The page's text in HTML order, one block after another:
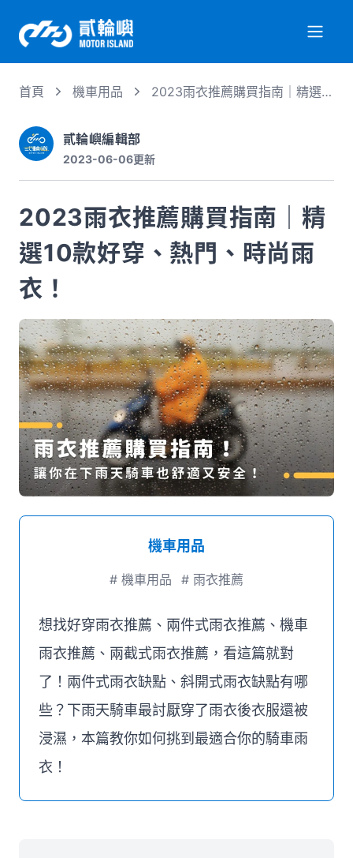
服務項目
機車行情
專業文章
徵才資訊
媒體推薦
聯絡我們
首頁 機車用品
2023雨衣推薦購買指南｜精選
貳輪嶼編輯部
2023-06-06更新
2023雨衣推薦購買指南｜精
選10款好穿、熱門、時尚雨
衣！
機車用品
# 機車用品 # 雨衣推薦
想找好穿雨衣推薦、兩件式雨衣推薦、機車
雨衣推薦、兩截式雨衣推薦，看這篇就對
了！兩件式雨衣缺點、斜開式雨衣缺點有哪
些？下雨天騎車最討厭穿了雨衣後衣服還被
浸濕，本篇教你如何挑到最適合你的騎車雨
衣！